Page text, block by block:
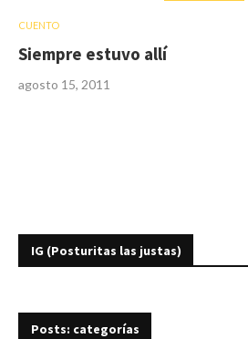
CUENTO
Siempre estuvo allí
agosto 15, 2011
IG (Posturitas las justas)
Posts: categorías